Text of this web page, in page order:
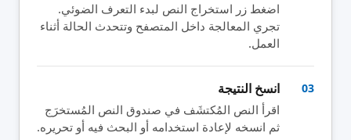
اضغط زر استخراج النص لبدء التعرف الضوئي.
تجري المعالجة داخل المتصفح وتتحدث الحالة أثناء
العمل.
03 انسخ النتيجة
اقرأ النص المُكتشَف في صندوق النص المُستخرَج
ثم انسخه لإعادة استخدامه أو البحث فيه أو تحريره.